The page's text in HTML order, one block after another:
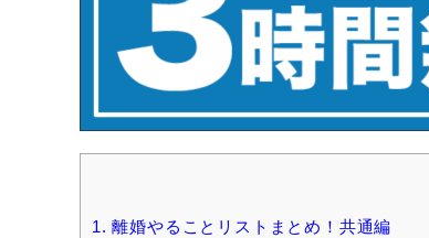
1. 離婚やることリストまとめ！共通編